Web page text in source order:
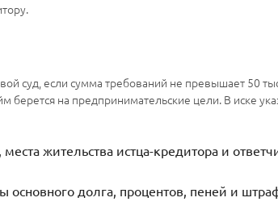
суд, если сумма требований не превышает 50
берется на предпринимательские цели. В иске
жительства истца-кредитора и
долга, процентов, пеней и